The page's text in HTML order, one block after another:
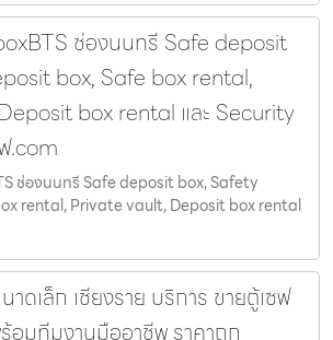
ช่องนนทรี Safe deposit
box, Safe box rental,
box rental และ Security
.com
ช่องนนทรี Safe deposit box, Safety
rental, Private vault, Deposit box rental
าดเล็ก เชียงราย บริการ ขายตู้เซฟ
อมทีมงานมืออาชีพ ราคาถูก